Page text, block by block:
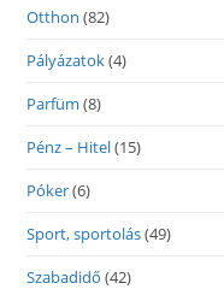
Otthon (82)
Pályázatok(4)
Parfüm (8)
Pénz – Hitel(15)
Póker(6)
Sport, sportolás(49)
Szabadidő (42)